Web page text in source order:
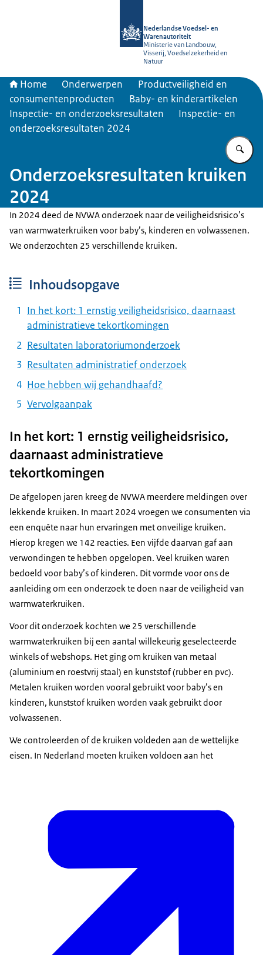
Nederlandse Voedsel- en
Warenautoriteit
Ministerie van Landbouw,
Visserij, Voedselzekerheid en
Natuur
Home Onderwerpen
Productveiligheid en
consumentenproducten
Baby- en kinderartikelen
Inspectie- en onderzoeksresultaten
Inspectie- en
onderzoeksresultaten 2024
Onderzoeksresultaten kruiken
2024
In 2024 deed de NVWA onderzoek naar de veiligheidsrisico’s
van warmwaterkruiken voor baby’s, kinderen en volwassenen.
We onderzochten 25 verschillende kruiken.
Inhoudsopgave
In het kort: 1 ernstig veiligheidsrisico, daarnaast
administratieve tekortkomingen
Resultaten laboratoriumonderzoek
Resultaten administratief onderzoek
Hoe hebben wij gehandhaafd?
Vervolgaanpak
In het kort: 1 ernstig veiligheidsrisico,
daarnaast administratieve
tekortkomingen
De afgelopen jaren kreeg de NVWA meerdere meldingen over
lekkende kruiken. In maart 2024 vroegen we consumenten via
een enquête naar hun ervaringen met onveilige kruiken.
Hierop kregen we 142 reacties. Een vijfde daarvan gaf aan
verwondingen te hebben opgelopen. Veel kruiken waren
bedoeld voor baby’s of kinderen. Dit vormde voor ons de
aanleiding om een onderzoek te doen naar de veiligheid van
warmwaterkruiken.
Voor dit onderzoek kochten we 25 verschillende
warmwaterkruiken bij een aantal willekeurig geselecteerde
winkels of webshops. Het ging om kruiken van metaal
(aluminium en roestvrij staal) en kunststof (rubber en pvc).
Metalen kruiken worden vooral gebruikt voor baby’s en
kinderen, kunststof kruiken worden vaak gebruikt door
volwassenen.
We controleerden of de kruiken voldeden aan de wettelijke
eisen. In Nederland moeten kruiken voldoen aan het